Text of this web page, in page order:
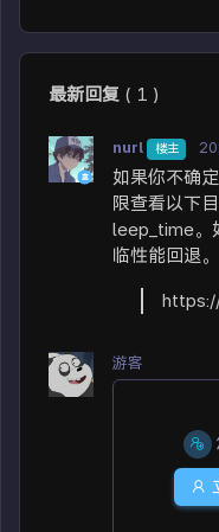
最新回复 ( 1 )
nurl 楼主
如果你不确
限查看以下
leep_time。
临性能回退。
游客